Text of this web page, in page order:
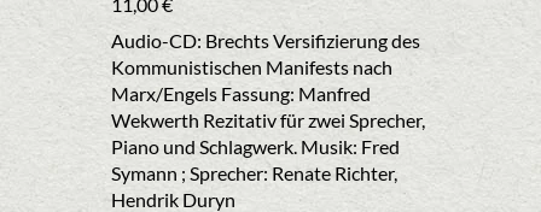
Audio-CD: Brechts Versifizierung des
Kommunistischen Manifests nach
Marx/Engels Fassung: Manfred
Wekwerth Rezitativ für zwei Sprecher,
Piano und Schlagwerk. Musik: Fred
Symann ; Sprecher: Renate Richter,
Hendrik Duryn